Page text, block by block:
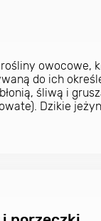
owocowe,
do ich
śliwą i
Dzikie